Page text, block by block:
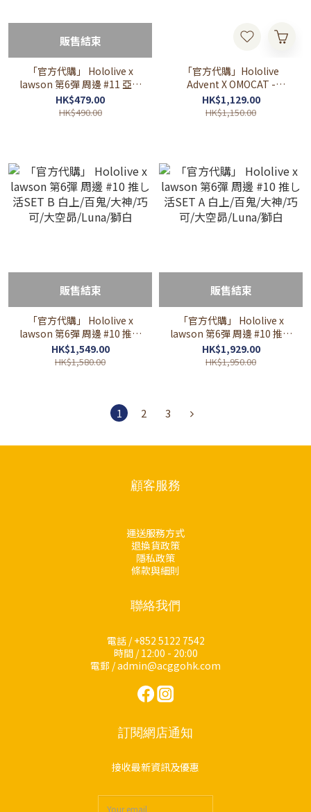
販售結束
「官方代購」 Hololive x
lawson 第6彈 周邊 #11 亞克
力掛件SET 白上/百鬼/大神/
巧可/大空昴/Luna/獅白
HK$479.00
HK$490.00
「官方代購」Hololive
Advent X OMOCAT -
hololive Woven Blanket
👁‍🗨🗿🎼🐾
HK$1,129.00
HK$1,150.00
販售結束
「官方代購」 Hololive x
lawson 第6彈 周邊 #10 推し
活SET B 白上/百鬼/大神/巧
可/大空昴/Luna/獅白
HK$1,549.00
HK$1,580.00
販售結束
「官方代購」 Hololive x
lawson 第6彈 周邊 #10 推し
活SET A 白上/百鬼/大神/巧
可/大空昴/Luna/獅白
HK$1,929.00
HK$1,950.00
1 2 3
顧客服務
運送服務方式
退換貨政策
隱私政策
條款與細則
聯絡我們
電話 / +852 5122 7542
時間 / 12:00 - 20:00
電郵 / admin@acggohk.com
訂閱網店通知
接收最新資訊及優惠